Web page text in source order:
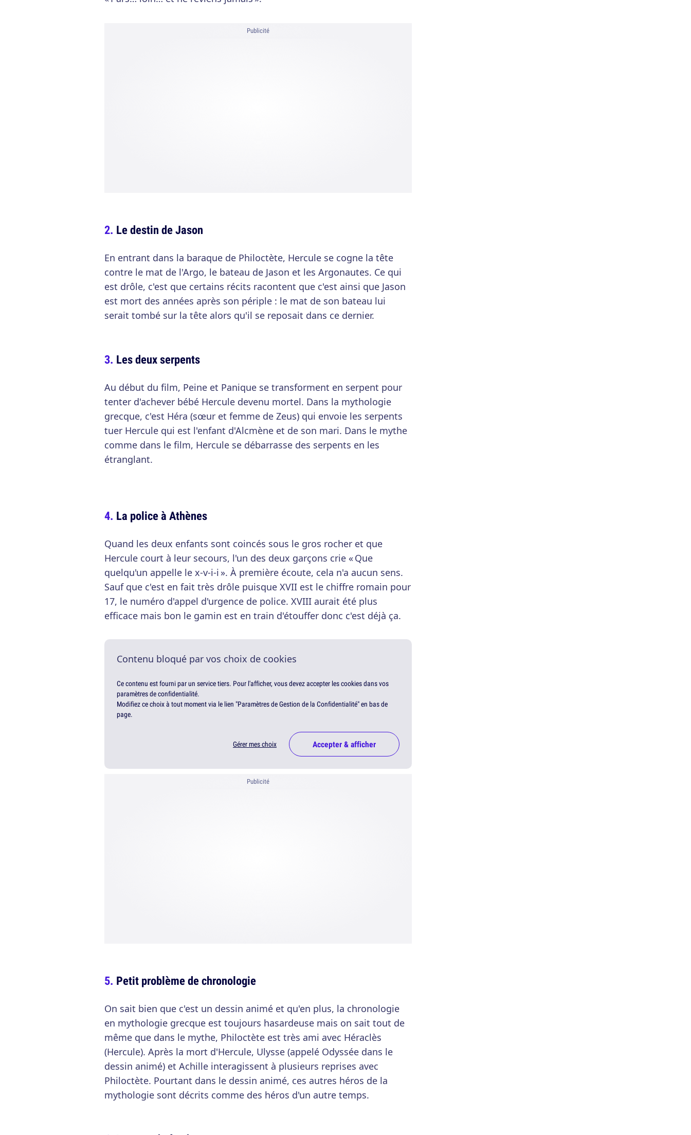
Publicité
Le destin de Jason
En entrant dans la baraque de Philoctète, Hercule se cogne la tête
contre le mat de l'Argo, le bateau de Jason et les Argonautes. Ce qui
est drôle, c'est que certains récits racontent que c'est ainsi que Jason
est mort des années après son périple : le mat de son bateau lui
serait tombé sur la tête alors qu'il se reposait dans ce dernier.
Les deux serpents
Au début du film, Peine et Panique se transforment en serpent pour
tenter d'achever bébé Hercule devenu mortel. Dans la mythologie
grecque, c'est Héra (sœur et femme de Zeus) qui envoie les serpents
tuer Hercule qui est l'enfant d'Alcmène et de son mari. Dans le mythe
comme dans le film, Hercule se débarrasse des serpents en les
étranglant.
La police à Athènes
Quand les deux enfants sont coincés sous le gros rocher et que
Hercule court à leur secours, l'un des deux garçons crie « Que
quelqu'un appelle le x-v-i-i ». À première écoute, cela n'a aucun sens.
Sauf que c'est en fait très drôle puisque XVII est le chiffre romain pour
17, le numéro d'appel d'urgence de police. XVIII aurait été plus
efficace mais bon le gamin est en train d'étouffer donc c'est déjà ça.
Contenu bloqué par vos choix de cookies
Ce contenu est fourni par un service tiers. Pour l'afficher, vous devez accepter les cookies dans vos
paramètres de confidentialité.
Modifiez ce choix à tout moment via le lien "Paramètres de Gestion de la Confidentialité" en bas de
page.
Gérer mes choix Accepter & afficher
Publicité
Petit problème de chronologie
On sait bien que c'est un dessin animé et qu'en plus, la chronologie
en mythologie grecque est toujours hasardeuse mais on sait tout de
même que dans le mythe, Philoctète est très ami avec Héraclès
(Hercule). Après la mort d'Hercule, Ulysse (appelé Odyssée dans le
dessin animé) et Achille interagissent à plusieurs reprises avec
Philoctète. Pourtant dans le dessin animé, ces autres héros de la
mythologie sont décrits comme des héros d'un autre temps.